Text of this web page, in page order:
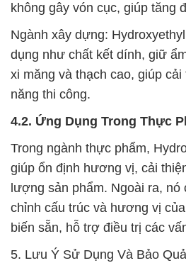
không gây vón cục, giúp tăng
Ngành xây dựng:
dụng như chất kết dính, giữ
xi măng và thạch cao, giúp
năng thi công.
4.2. Ứng Dụng Trong Thực
Trong ngành thực phẩm,
giúp ổn định hương vị, cải
lượng sản phẩm. Ngoài ra, nó
chỉnh cấu trúc và hương vị
biến sẵn, hỗ trợ điều trị các
5. Lưu Ý Sử Dụng Và Bảo